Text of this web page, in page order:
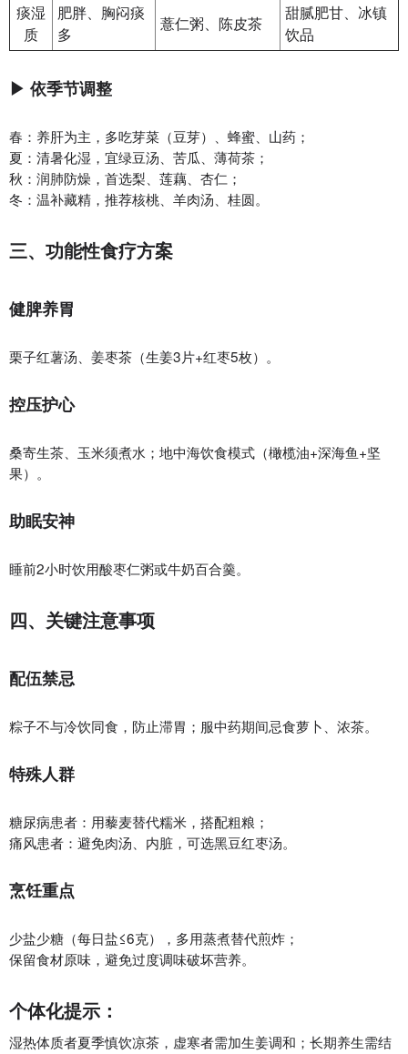
痰湿
质
肥胖、胸闷痰
多
薏仁粥、陈皮茶
甜腻肥甘、冰镇
饮品
▶ 依季节调整
春‌：养肝为主，多吃芽菜（豆芽）、蜂蜜、山药；
夏‌：清暑化湿，宜绿豆汤、苦瓜、薄荷茶；
秋‌：润肺防燥，首选梨、莲藕、杏仁；
冬‌：温补藏精，推荐核桃、羊肉汤、桂圆。
三、功能性食疗方案
健脾养胃‌
栗子红薯汤、姜枣茶（生姜3片+红枣5枚）。
控压护心‌
桑寄生茶、玉米须煮水；地中海饮食模式（橄榄油+深海鱼+坚
果）。
助眠安神‌
睡前2小时饮用酸枣仁粥或牛奶百合羹。
四、关键注意事项
配伍禁忌‌
粽子不与冷饮同食，防止滞胃；服中药期间忌食萝卜、浓茶。
特殊人群‌
糖尿病患者：用藜麦替代糯米，搭配粗粮；
痛风患者：避免肉汤、内脏，可选黑豆红枣汤。
烹饪重点‌
少盐少糖（每日盐≤6克），多用蒸煮替代煎炸；
保留食材原味，避免过度调味破坏营养。
个体化提示‌：
湿热体质者夏季慎饮凉茶，虚寒者需加生姜调和；长期养生需结